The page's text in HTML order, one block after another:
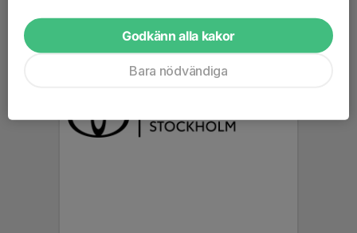
Godkänn alla kakor
Bara nödvändiga